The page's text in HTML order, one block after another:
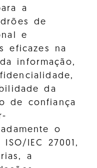
a
de
e
eficazes na
informação,
da
de confiança
o
IEC 27001,
a